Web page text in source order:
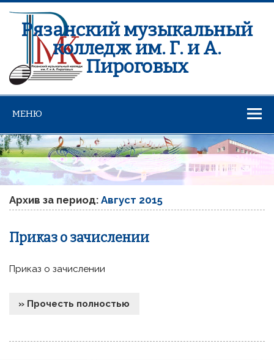
Рязанский музыкальный
колледж им. Г. и А.
Пироговых
МЕНЮ
Архив за период:Август 2015
Приказ о зачислении
Приказ о зачислении
» Прочесть полностью